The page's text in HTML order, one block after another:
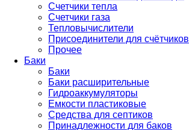
Счетчики тепла
Счетчики газа
Тепловычислители
Присоединители для счётчиков
Прочее
Баки
Баки
Баки расширительные
Гидроаккумуляторы
Емкости пластиковые
Средства для септиков
Принадлежности для баков